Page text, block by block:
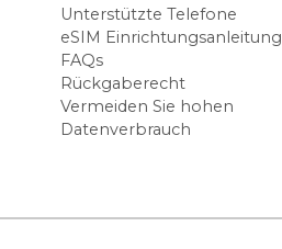
Unterstützte Telefone
eSIM Einrichtungsanleitung
FAQs
Rückgaberecht
Vermeiden Sie hohen
Datenverbrauch